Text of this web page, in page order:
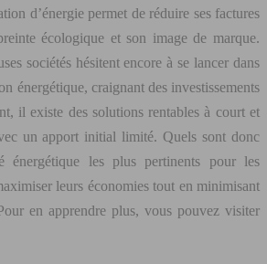
d’énergie permet de réduire ses factures
écologique et son image de marque.
sociétés hésitent encore à se lancer dans
énergétique, craignant des investissements
il existe des solutions rentables à court et
un apport initial limité. Quels sont donc
énergétique les plus pertinents pour les
leurs économies tout en minimisant
en apprendre plus, vous pouvez visiter